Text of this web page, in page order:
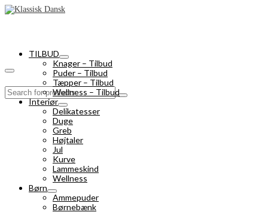
Search
for:
TILBUD
Knager – Tilbud
Puder – Tilbud
Tæpper – Tilbud
Wellness – Tilbud
Interiør
Delikatesser
Duge
Greb
Højtaler
Jul
Kurve
Lammeskind
Wellness
Børn
Ammepuder
Børnebænk